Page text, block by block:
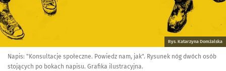
Rys. Katarzyna Domżalska
Napis: "Konsultacje społeczne. Powiedz nam, jak". Rysunek nóg dwóch osób
stojących po bokach napisu. Grafika ilustracyjna.